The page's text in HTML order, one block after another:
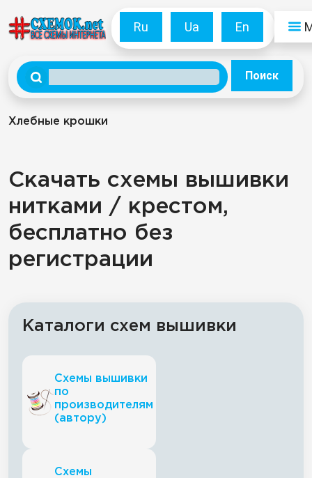
Ru Ua En
Поиск
Хлебные крошки
Скачать схемы вышивки
нитками / крестом,
бесплатно без
регистрации
Каталоги схем вышивки
Схемы вышивки
по
производителям
(автору)
Схемы